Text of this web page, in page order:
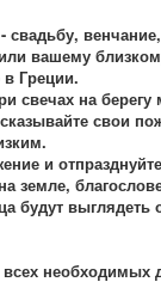
вашему
Греции.
на
свои
и
земле,
будут
необходимых